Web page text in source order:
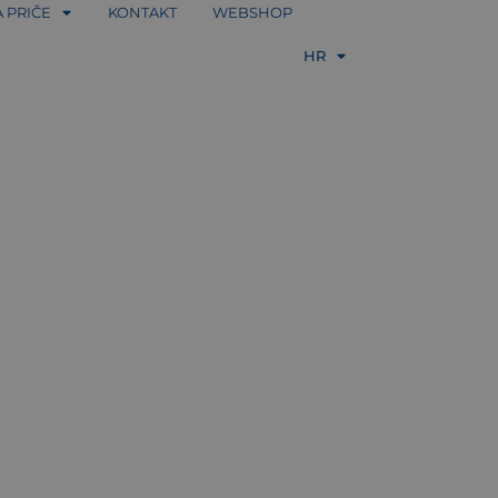
PRIČE KONTAKT WEBSHOP
HR
DE